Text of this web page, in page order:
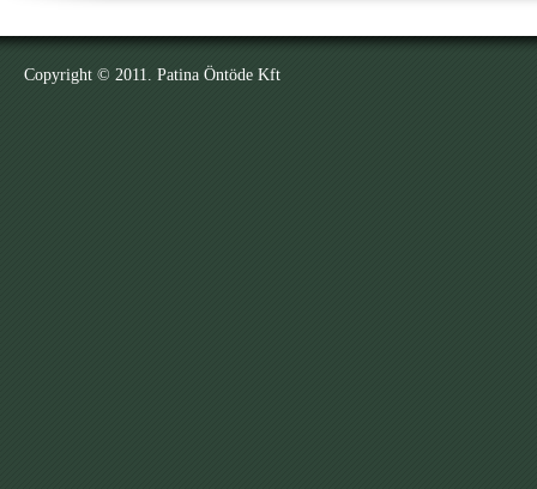
Copyright © 2011. Patina Öntöde Kft